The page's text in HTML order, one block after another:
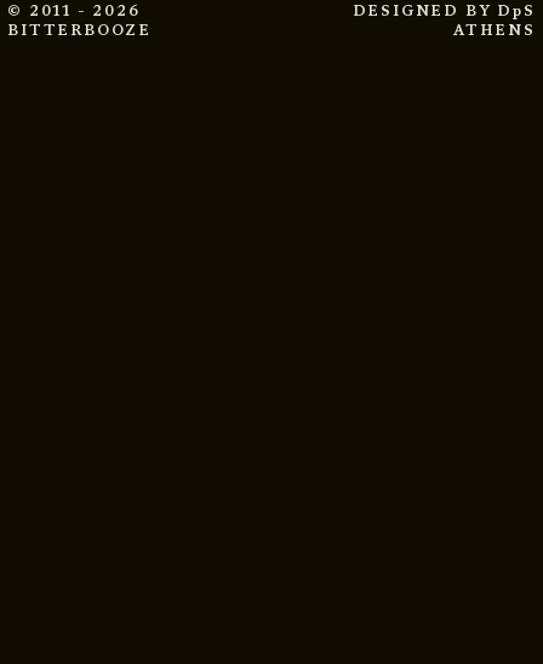
© 2011 - 2026
BITTERBOOZE
DESIGNED BY DpS
ATHENS